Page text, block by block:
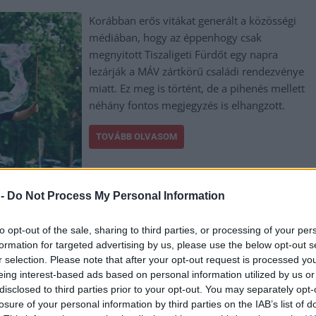
Do Not Process My Personal Information
opt-out of the sale, sharing to third parties, or processing of your
for targeted advertising by us, please use the below opt-out
selection. Please note that after your opt-out request is processed
interest-based ads based on personal information utilized by us
to third parties prior to your opt-out. You may separately
of your personal information by third parties on the IAB’s list of
Korábban erős vitákat generált a közösségi
médiában, hogy az éppenhogy csak
megnyitott Tiszaligeti Fürdőt egy napra
lezárják a MÁV zártkörű családi rendezvénye
miatt. Ez meg is történt, de a pihenés mellett
néhány fontos megjegyzés is elhangzott.
TOVÁBB OLVASOM
,közlekedés,lezárás,máv,Szolnok, Tiszaligeti Élményfürdő,város,
Élményfürdőt – erős vitát gerjeszt a